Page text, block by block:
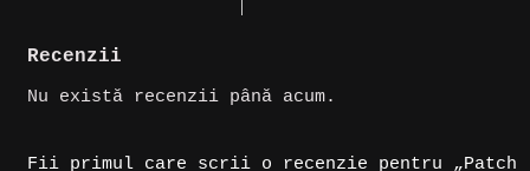
Recenzii
Nu există recenzii până acum.
Fii primul care scrii o recenzie pentru „Patch